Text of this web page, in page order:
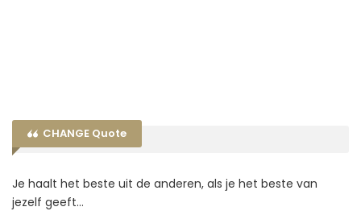
CHANGE Quote
Je haalt het beste uit de anderen, als je het beste van
jezelf geeft…